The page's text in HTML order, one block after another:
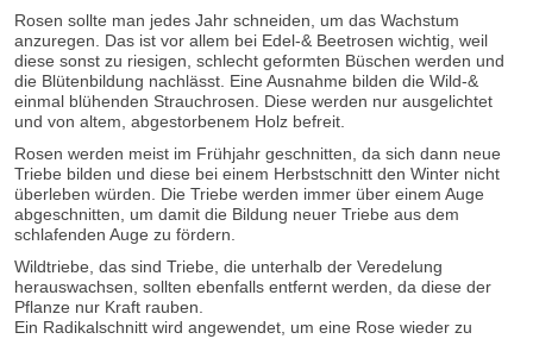
Rosen sollte man jedes Jahr schneiden, um das Wachstum
anzuregen. Das ist vor allem bei Edel-& Beetrosen wichtig, weil
diese sonst zu riesigen, schlecht geformten Büschen werden und
die Blütenbildung nachlässt. Eine Ausnahme bilden die Wild-&
einmal blühenden Strauchrosen. Diese werden nur ausgelichtet
und von altem, abgestorbenem Holz befreit.
Rosen werden meist im Frühjahr geschnitten, da sich dann neue
Triebe bilden und diese bei einem Herbstschnitt den Winter nicht
überleben würden. Die Triebe werden immer über einem Auge
abgeschnitten, um damit die Bildung neuer Triebe aus dem
schlafenden Auge zu fördern.
Wildtriebe, das sind Triebe, die unterhalb der Veredelung
herauswachsen, sollten ebenfalls entfernt werden, da diese der
Pflanze nur Kraft rauben.
Ein Radikalschnitt wird angewendet, um eine Rose wieder zu